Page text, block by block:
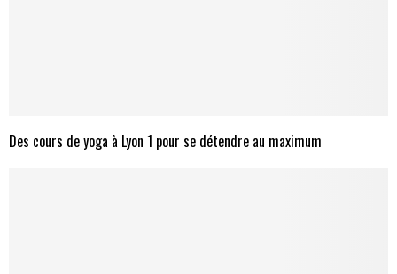
Des cours de yoga à Lyon 1 pour se détendre au maximum